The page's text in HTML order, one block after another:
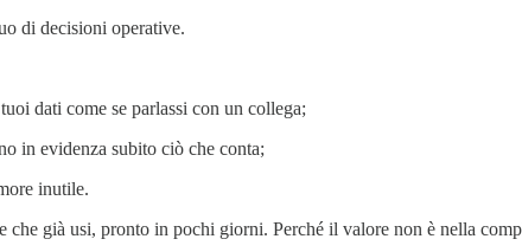
di decisioni operative.
dati come se parlassi con un collega;
in evidenza subito ciò che conta;
inutile.
già usi, pronto in pochi giorni. Perché il valore non è nella